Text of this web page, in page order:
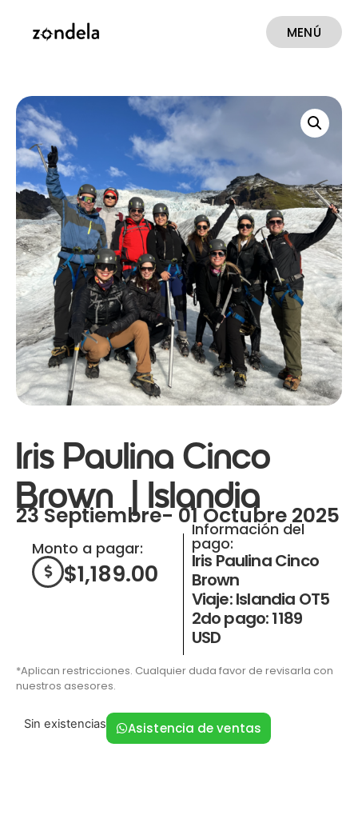
MENÚ
Iris Paulina Cinco
Brown | Islandia
23 Septiembre- 01 Octubre 2025
Monto a pagar:
$1,189.00
Información del
pago:
Iris Paulina Cinco
Brown
Viaje: Islandia OT5
2do pago: 1189
USD
*Aplican restricciones. Cualquier duda favor de revisarla con
nuestros asesores.
Sin existencias Asistencia de ventas